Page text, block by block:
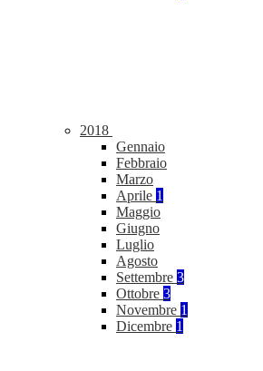
2018
Gennaio
Febbraio
Marzo
Aprile 1
Maggio
Giugno
Luglio
Agosto
Settembre 3
Ottobre 3
Novembre 1
Dicembre 1